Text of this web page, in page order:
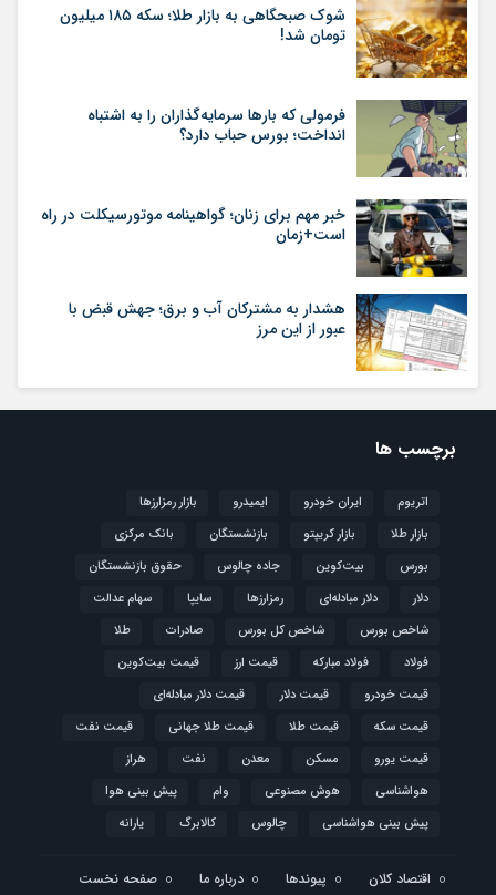
شوک صبحگاهی به بازار طلا؛ سکه ۱۸۵ میلیون
تومان شد!
فرمولی که بارها سرمایه‌گذاران را به اشتباه
انداخت؛ بورس حباب دارد؟
خبر مهم برای زنان؛ گواهینامه موتورسیکلت در راه
است+زمان
هشدار به مشترکان آب و برق؛ جهش قبض با
عبور از این مرز
برچسب ها
اتریوم ایران خودرو ایمیدرو
بازار رمزارزها
بازار طلا
بازار کریپتو بازنشستگان
بانک مرکزی
بورس
بیت‌کوین جاده چالوس
حقوق بازنشستگان
دلار
دلار مبادله‌ای رمزارزها سایپا
سهام عدالت
شاخص بورس
شاخص کل بورس صادرات
طلا
فولاد
فولاد مبارکه قیمت ارز
قیمت بیت‌کوین
قیمت خودرو
قیمت دلار
قیمت دلار مبادله‌ای
قیمت سکه
قیمت طلا قیمت طلا جهانی
قیمت نفت
قیمت یورو
مسکن معدن نفت
هراز
هواشناسی
هوش مصنوعی وام
پیش بینی هوا
پیش بینی هواشناسی
چالوس کالابرگ یارانه
اقتصاد کلان پیوندها درباره ما صفحه نخست